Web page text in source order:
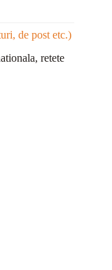
de post etc.)
retete